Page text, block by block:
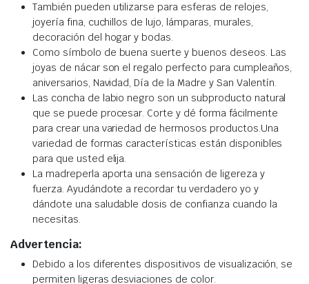
También pueden utilizarse para esferas de relojes,
joyería fina, cuchillos de lujo, lámparas, murales,
decoración del hogar y bodas.
Como símbolo de buena suerte y buenos deseos. Las
joyas de nácar son el regalo perfecto para cumpleaños,
aniversarios, Navidad, Día de la Madre y San Valentín.
Las concha de labio negro son un subproducto natural
que se puede procesar. Corte y dé forma fácilmente
para crear una variedad de hermosos productos.Una
variedad de formas características están disponibles
para que usted elija.
La madreperla aporta una sensación de ligereza y
fuerza. Ayudándote a recordar tu verdadero yo y
dándote una saludable dosis de confianza cuando la
necesitas.
Advertencia:
Debido a los diferentes dispositivos de visualización, se
permiten ligeras desviaciones de color.